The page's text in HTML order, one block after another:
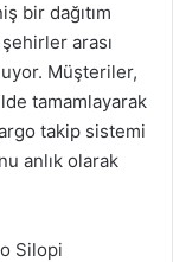
bir dağıtım
arası
Müşteriler,
tamamlayarak
takip sistemi
anlık olarak
Silopi